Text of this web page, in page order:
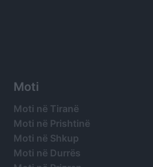
Moti
Moti në Tiranë
Moti në Prishtinë
Moti në Shkup
Moti në Durrës